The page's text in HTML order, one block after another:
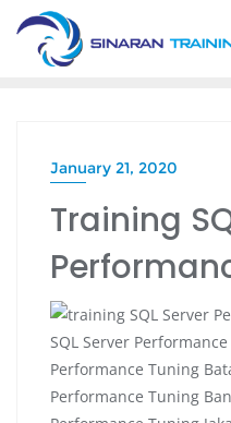
Skip
content
January 21, 2020
Training